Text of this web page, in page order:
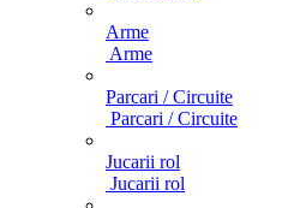
Arme
Arme
Parcari / Circuite
Parcari / Circuite
Jucarii rol
Jucarii rol